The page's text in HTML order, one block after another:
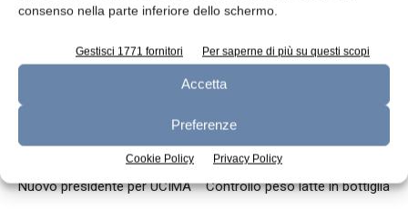
consenso nella parte inferiore dello schermo.
Gestisci 1771 fornitori Per saperne di più su questi scopi
Accetta
Preferenze
Cookie Policy Privacy Policy
Nuovo presidente per UCIMA Controllo peso latte in bottiglia